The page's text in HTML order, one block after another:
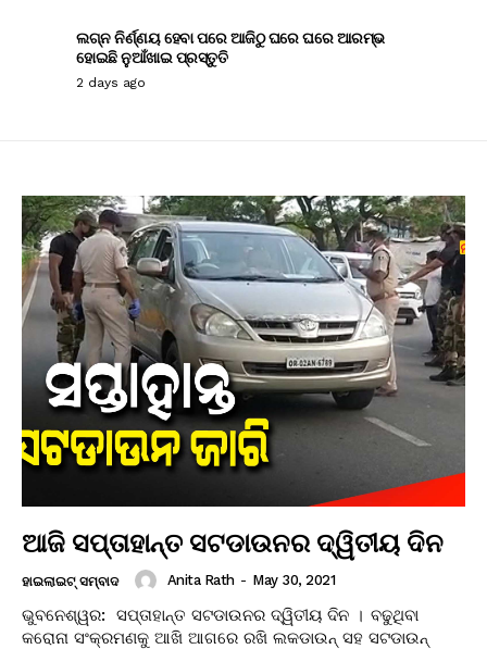
ଲଗ୍ନ ନିର୍ଣ୍ଣୟ ହେବା ପରେ ଆଜିଠୁ ଘରେ ଘରେ ଆରମ୍ଭ
ହୋଇଛି ନୁଆଁଖାଇ ପ୍ରସ୍ତୁତି
2 days ago
ଆଜି ସପ୍ତାହାନ୍ତ ସଟଡାଉନର ଦ୍ୱିତୀୟ ଦିନ
ହାଇଲାଇଟ୍ ସମ୍ବାଦ Anita Rath - May 30, 2021
ଭୁବନେଶ୍ୱର: ସପ୍ତାହାନ୍ତ ସଟଡାଉନର ଦ୍ୱିତୀୟ ଦିନ । ବଢୁଥିବା
କରୋନା ସଂକ୍ରମଣକୁ ଆଖି ଆଗରେ ରଖି ଲକଡାଉନ୍ ସହ ସଟଡାଉନ୍